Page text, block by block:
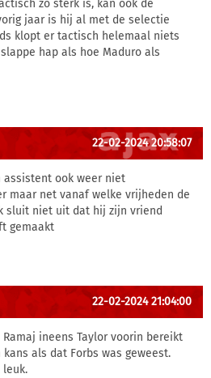
zo sterk is, kan ook de
jaar is hij al met de selectie
klopt er tactisch helemaal niets
hap als hoe Maduro als
22-02-2024 20:58:07
assistent ook weer niet
maar net vanaf welke vrijheden de
sluit niet uit dat hij zijn vriend
gemaakt
22-02-2024 21:04:00
ineens Taylor voorin bereikt
als dat Forbs was geweest.
leuk.